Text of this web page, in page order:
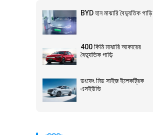
BYD হান মাঝারি বৈদ্যুতিক গাড়ি
400 কিমি মাঝারি আকারের
বৈদ্যুতিক গাড়ি
ডংফেং মিড সাইজ ইলেকট্রিক
এসইউভি